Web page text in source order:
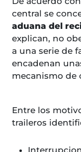
central se
aduana del
explican, no
a una serie de
encadenan
mecanismo de
Entre los
traileros